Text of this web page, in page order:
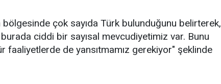
bölgesinde çok sayıda Türk bulunduğunu belirterek,
ciddi bir sayısal mevcudiyetimiz var. Bunu
faaliyetlerde de yansıtmamız gerekiyor" şeklinde